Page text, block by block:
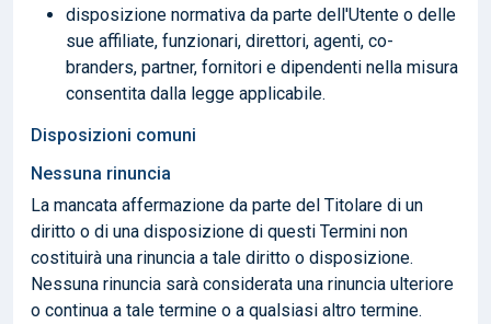
disposizione normativa da parte dell'Utente o delle
sue affiliate, funzionari, direttori, agenti, co-
branders, partner, fornitori e dipendenti nella misura
consentita dalla legge applicabile.
Disposizioni comuni
Nessuna rinuncia
La mancata affermazione da parte del Titolare di un
diritto o di una disposizione di questi Termini non
costituirà una rinuncia a tale diritto o disposizione.
Nessuna rinuncia sarà considerata una rinuncia ulteriore
o continua a tale termine o a qualsiasi altro termine.